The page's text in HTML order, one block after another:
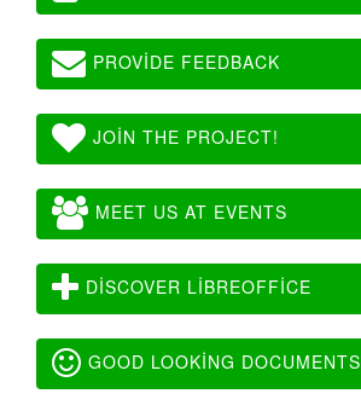
PROVIDE FEEDBACK
JOIN THE PROJECT!
MEET US AT EVENTS
DISCOVER LIBREOFFICE
GOOD LOOKING DOCUMENTS